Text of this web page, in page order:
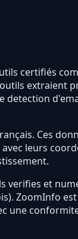
certifiés
extraient
Ces
leurs
verifies et
ZoomInfo
une